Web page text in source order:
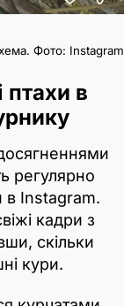
Фото: Instagram
птахи в
регулярно
в Instagram.
кадри з
скільки
кури.